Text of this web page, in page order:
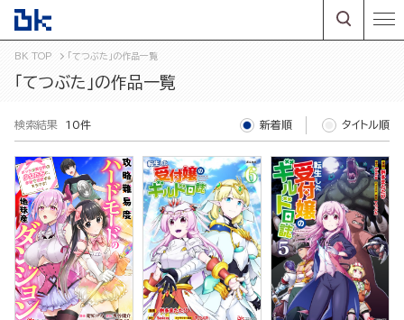
BK TOP 「てつぶた」の作品一覧
「てつぶた」の作品一覧
検索結果 10件 新着順 タイトル順